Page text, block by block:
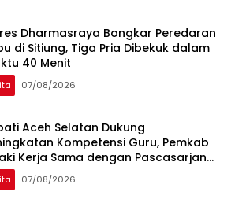
Dharmasraya Bongkar Peredaran
di Sitiung, Tiga Pria Dibekuk dalam
40 Menit
07/08/2026
Aceh Selatan Dukung
Kompetensi Guru, Pemkab
Kerja Sama dengan Pascasarjana
07/08/2026